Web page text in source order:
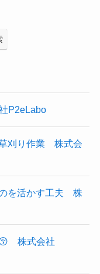
P2eLabo
刈り作業 株式会
を活かす工夫 株
😚 株式会社